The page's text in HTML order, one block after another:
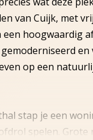
van Cuijk, met
hoogwaardig
op een
stap je een
spelen.